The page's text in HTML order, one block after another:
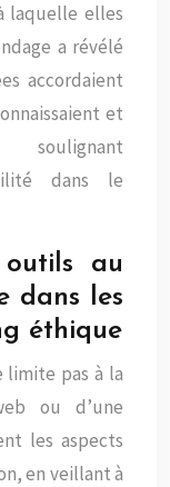
laquelle elles
a révélé
accordaient
et
soulignant
dans le
au
dans les
éthique
limite pas à la
ou d’une
les aspects
en veillant à